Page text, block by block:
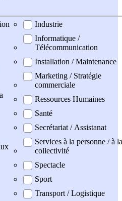
Industrie
Informatique /
Télécommunication
Installation / Maintenance
Marketing / Stratégie
commerciale
Ressources Humaines
Santé
Secrétariat / Assistanat
Services à la personne / à la
collectivité
Spectacle
Sport
Transport / Logistique